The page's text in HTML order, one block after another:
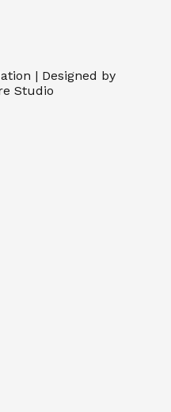
| Designed by
Studio